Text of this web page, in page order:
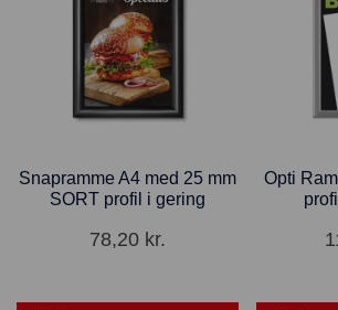
Snapramme A4 med 25 mm
SORT profil i gering
78,20 kr.
Opti